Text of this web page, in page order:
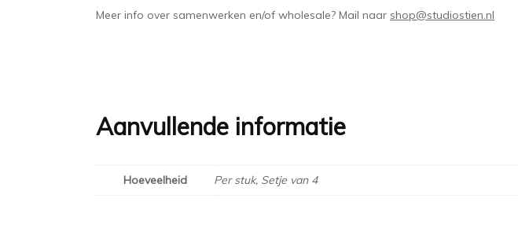
Meer info over samenwerken en/of wholesale? Mail naar shop@studiostien.nl
Aanvullende informatie
Hoeveelheid Per stuk, Setje van 4